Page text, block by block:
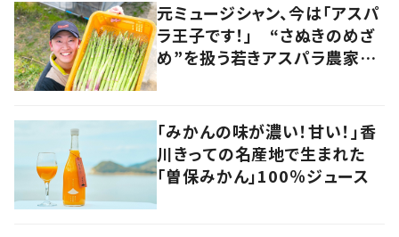
元ミュージシャン、今は「アスパ
ラ王子です！」 “さぬきのめざ
め”を扱う若きアスパラ農家の
「みかんの味が濃い！甘い！」香
川きっての名産地で生まれた
「曽保みかん」100％ジュース